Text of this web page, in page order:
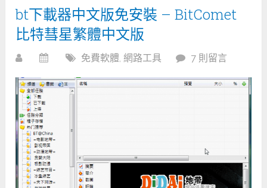
bt下載器中文版免安裝 – BitComet
比特彗星繁體中文版
免費軟體 網路工具 7 則留言